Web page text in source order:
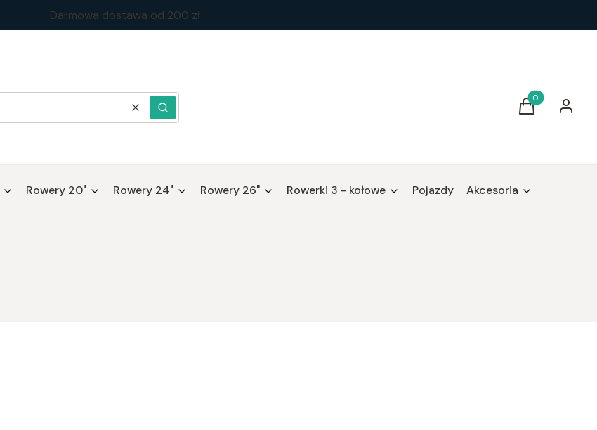
Darmowa dostawa od 200 zł
WyczyśćSzukaj
Produkty w
Koszyk Zaloguj
Rowery 20" Rowery 24" Rowery 26" Rowerki 3 - kołowe Pojazdy Akcesoria